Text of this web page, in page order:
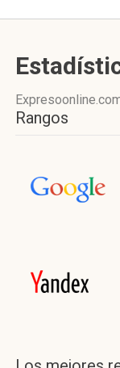
Rangos